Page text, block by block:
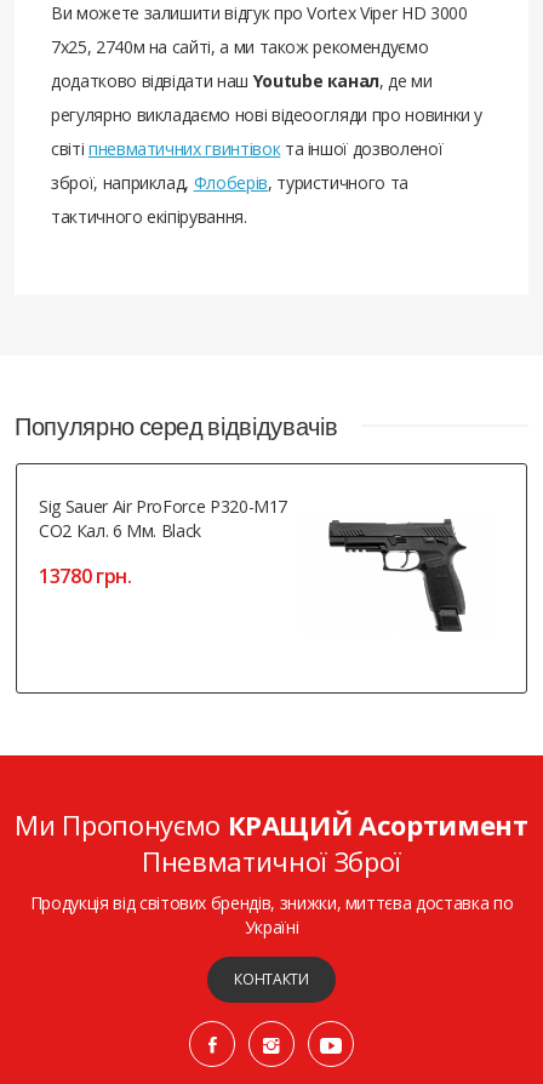
Ви можете залишити відгук про Vortex Viper HD 3000
7х25, 2740м на сайті, а ми також рекомендуємо
додатково відвідати наш Youtube канал, де ми
регулярно викладаємо нові відеоогляди про новинки у
світі пневматичних гвинтівокта іншої дозволеної
зброї, наприклад, Флоберів, туристичного та
тактичного екіпірування.
Популярно серед відвідувачів
Sig Sauer Air ProForce P320-M17
CO2 Кал. 6 Мм. Black
13780 грн.
Ми Пропонуємо КРАЩИЙ Асортимент
Пневматичної Зброї
Продукція від світових брендів, знижки, миттєва доставка по
Україні
КОНТАКТИ